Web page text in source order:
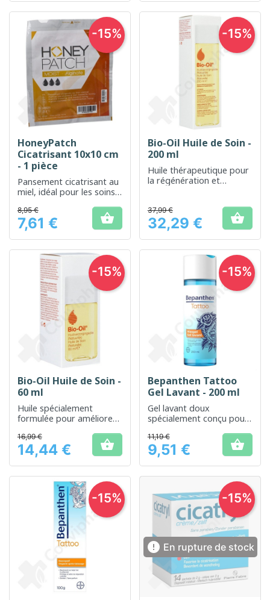
HoneyPatch
Cicatrisant 10x10 cm
- 1 pièce
Pansement cicatrisant au
miel, idéal pour les soins
Prix
8,95 €
7,61 € 
-15%
Bio-Oil Huile de Soin -
200 ml
Huile thérapeutique pour
la régénération et
Prix
37,99 €
32,29 € 
-15%
Bio-Oil Huile de Soin -
60 ml
Huile spécialement
formulée pour améliorer
vergetures et teint
irrégulier.
Prix
16,99 €
14,44 € 
-15%
Bepanthen Tattoo
Gel Lavant - 200 ml
Gel lavant doux
spécialement conçu pour
tatouées
Prix
11,19 €
9,51 € 
-15%
-15%
 En rupture de stock
-15%